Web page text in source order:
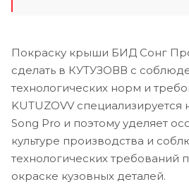
Покраску крыши БИД Сонг
сделать в КУТУЗОВВ с
технологических норм и
KUTUZOVV специализируется
Song Pro и поэтому уделяет
культуре производства и
технологических требований
окраске кузовных деталей.